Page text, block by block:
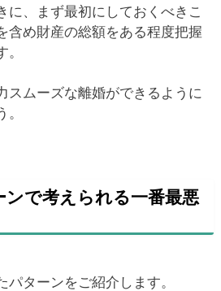
に、まず最初にしておくべきこ
含め財産の総額をある程度把握
スムーズな離婚ができるように
ンで考えられる一番最悪
ターンをご紹介します。